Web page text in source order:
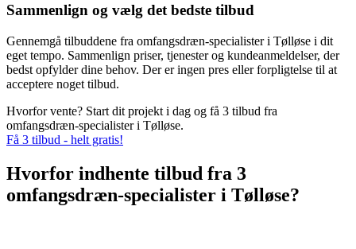
Sammenlign og vælg det bedste tilbud
Gennemgå tilbuddene fra omfangsdræn-specialister i Tølløse i dit
eget tempo. Sammenlign priser, tjenester og kundeanmeldelser, der
bedst opfylder dine behov. Der er ingen pres eller forpligtelse til at
acceptere noget tilbud.
Hvorfor vente? Start dit projekt i dag og få 3 tilbud fra
omfangsdræn-specialister i Tølløse.
Få 3 tilbud - helt gratis!
Hvorfor indhente tilbud fra 3
omfangsdræn-specialister i Tølløse?